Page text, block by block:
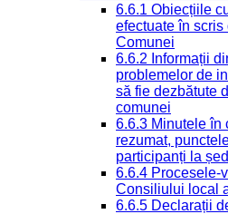
6.6.1 Obiecțiile
efectuate în scris
Comunei
6.6.2 Informații
problemelor de
să fie dezbătute
comunei
6.6.3 Minutele în
rezumat,
participanți la
6.6.4 Procesele-
Consiliului local
6.6.5 Declarații